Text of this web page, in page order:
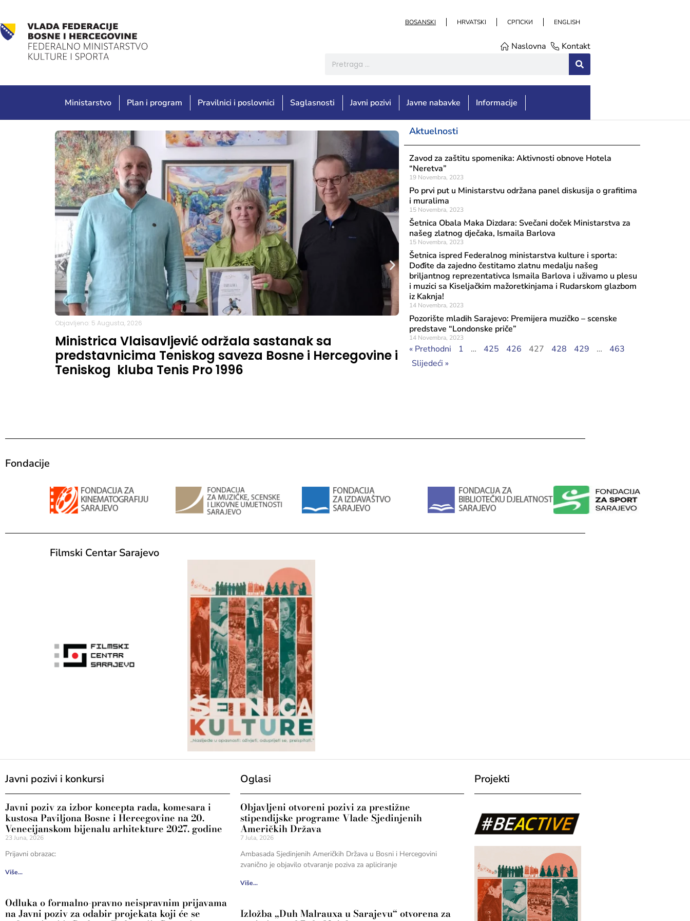
BOSANSKI HRVATSKI СРПСКИ ENGLISH
Naslovna Kontakt
Ministarstvo Plan i program Pravilnici i poslovnici Saglasnosti Javni pozivi Javne nabavke Informacije
Objavljeno: 5 Augusta, 2026
Ministrica Vlaisavljević održala sastanak sa
predstavnicima Teniskog saveza Bosne i Hercegovine i
Teniskog kluba Tenis Pro 1996
Objavljeno: 4 Augusta, 2026
Federalno ministarstvo kulture i sporta
Podcast „Koraci naslijeđa“ u srijedu, 5. 8.
u 11 sati na Youtube kanalu Federalnog
Aktuelnosti
Zavod za zaštitu spomenika: Aktivnosti obnove Hotela
“Neretva”
19 Novembra, 2023
Po prvi put u Ministarstvu održana panel diskusija o grafitima
i muralima
15 Novembra, 2023
Šetnica Obala Maka Dizdara: Svečani doček Ministarstva za
našeg zlatnog dječaka, Ismaila Barlova
15 Novembra, 2023
Šetnica ispred Federalnog ministarstva kulture i sporta:
Dođite da zajedno čestitamo zlatnu medalju našeg
briljantnog reprezentativca Ismaila Barlova i uživamo u plesu
i muzici sa Kiseljačkim mažoretkinjama i Rudarskom glazbom
iz Kaknja!
14 Novembra, 2023
Pozorište mladih Sarajevo: Premijera muzičko – scenske
predstave “Londonske priče”
14 Novembra, 2023
« Prethodni 1 … 425 426 427 428 429 …
463
Slijedeći »
Fondacije
Filmski Centar Sarajevo
Javni pozivi i konkursi
Javni poziv za izbor koncepta rada, komesara i
kustosa Paviljona Bosne i Hercegovine na 20.
Venecijanskom bijenalu arhitekture 2027. godine
23 Juna, 2026
Prijavni obrazac:
Više...
Odluka o formalno-pravno neispravnim prijavama
na Javni poziv za odabir projekata koji će se
Oglasi
Objavljeni otvoreni pozivi za prestižne
stipendijske programe Vlade Sjedinjenih
Američkih Država
7 Jula, 2026
Ambasada Sjedinjenih Američkih Država u Bosni i Hercegovini
zvanično je objavilo otvaranje poziva za apliciranje
Više...
Izložba „Duh Malrauxa u Sarajevu“ otvorena za
Projekti